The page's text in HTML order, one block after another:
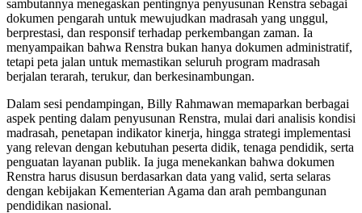
sambutannya menegaskan pentingnya penyusunan Renstra sebagai
dokumen pengarah untuk mewujudkan madrasah yang unggul,
berprestasi, dan responsif terhadap perkembangan zaman. Ia
menyampaikan bahwa Renstra bukan hanya dokumen administratif,
tetapi peta jalan untuk memastikan seluruh program madrasah
berjalan terarah, terukur, dan berkesinambungan.
Dalam sesi pendampingan, Billy Rahmawan memaparkan berbagai
aspek penting dalam penyusunan Renstra, mulai dari analisis kondisi
madrasah, penetapan indikator kinerja, hingga strategi implementasi
yang relevan dengan kebutuhan peserta didik, tenaga pendidik, serta
penguatan layanan publik. Ia juga menekankan bahwa dokumen
Renstra harus disusun berdasarkan data yang valid, serta selaras
dengan kebijakan Kementerian Agama dan arah pembangunan
pendidikan nasional.